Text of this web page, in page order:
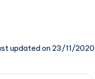
updated on 23/11/2020